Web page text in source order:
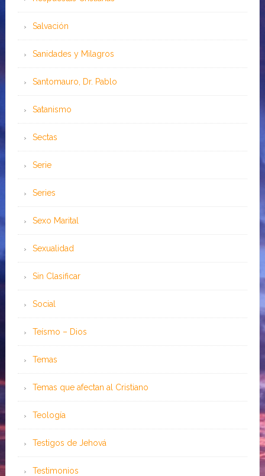
Salvación
Sanidades y Milagros
Santomauro, Dr. Pablo
Satanismo
Sectas
Serie
Series
Sexo Marital
Sexualidad
Sin Clasificar
Social
Teísmo – Dios
Temas
Temas que afectan al Cristiano
Teología
Testigos de Jehová
Testimonios